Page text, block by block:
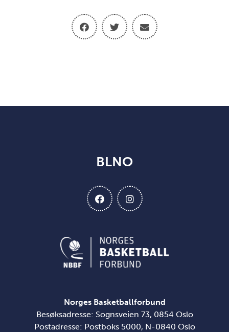
BLNO
Norges Basketballforbund
Besøksadresse: Sognsveien 73, 0854 Oslo
Postadresse: Postboks 5000, N-0840 Oslo